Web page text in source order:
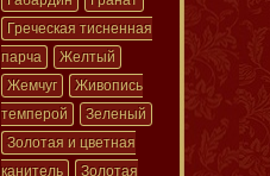
Греческая тисненная
парча
Желтый
Жемчуг
Живопись
темперой
Зеленый
Золотая и цветная
канитель
Золотая